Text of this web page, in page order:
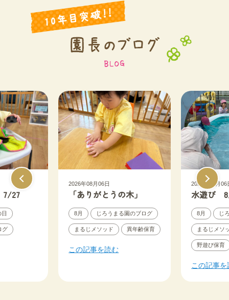
7/27
グ
2026年08月06日
「ありがとうの木」
8月 じろうまる園のブログ
まるじメソッド 異年齢保育
この記事を読む
2026年08月06
水遊び
8月 じ
まるじメソ
野遊び保育
この記事を